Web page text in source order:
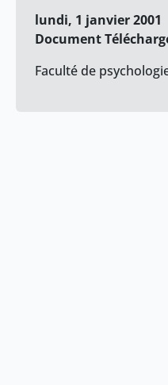
lundi, 1 janvier 2001
Document
Faculté de